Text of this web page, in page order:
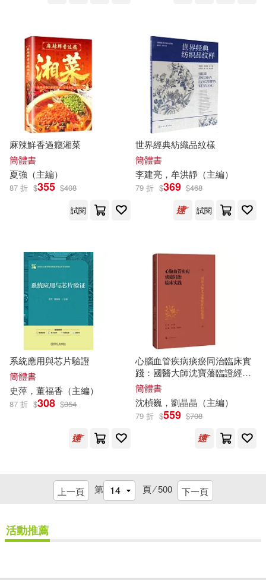
李軍（主編）(58)
蒼野アキラ(58)
蜜桃工作室(58)
顧振彪（主編）(58)
杜澤遜（主編）(57)
王森（主編）(57)
臧俊岐（主編）(57)
鄭曉華（主編）(57)
「青少年成長必讀經典書系」編委
何清湖（主編）(56)
劉勇（主編）(56)
劉穎（主編）(56)
氣象出版社(616)
北京語言大學出版社(613)
上海三聯書店(612)
中國文史出版社(609)
湖南師範大學出版社(608)
湖南美術出版社(604)
北京工業大學出版社(602)
中信出版社(597)
華語教學出版社(596)
浙江教育出版社(582)
山東科學技術出版社(572)
麻辣鮮香過癮湘菜
簡體書
夏強（主編）
87 折 $355 $408
試閱
世界經典紡織品紋樣
簡體書
李建亮，牟洪靜（主編）
79 折 $369 $468
試閱
系統應用與芯片驗證
簡體書
史萍，董福香（主編）
87 折 $308 $354
心腦血管疾病痰瘀同治臨床實
踐：國醫大師沈寶藩臨證經驗
集要
簡體書
沈楨巍，劉晶晶（主編）
79 折 $559 $708
上一頁 第 頁 ⁄500 下一頁
活動推薦